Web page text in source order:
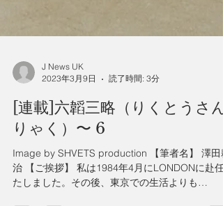
J News UK
2023年3月9日
読了時間: 3分
[連載]六韜三略（りくとうさん
りゃく）〜 6
Image by SHVETS production 【筆者名】 澤田
治 【ご挨拶】 私は1984年4月にLONDONに赴任